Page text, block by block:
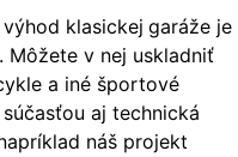
klasickej garáže je
Môžete v nej uskladniť
a iné športové
aj technická
náš projekt